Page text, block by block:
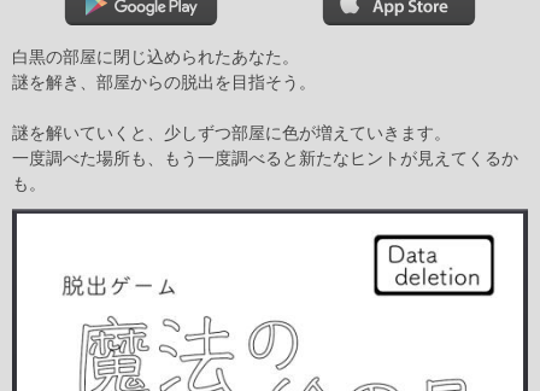
白黒の部屋に閉じ込められたあなた。
謎を解き、部屋からの脱出を目指そう。
謎を解いていくと、少しずつ部屋に色が増えていきます。
一度調べた場所も、もう一度調べると新たなヒントが見えてくるか
も。